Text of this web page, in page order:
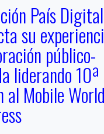
País Digital
su
público-
liderando 10ª
al Mobile World